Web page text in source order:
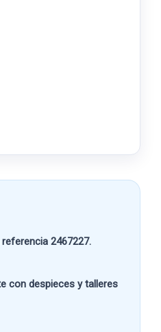
2467227.
con despieces y talleres